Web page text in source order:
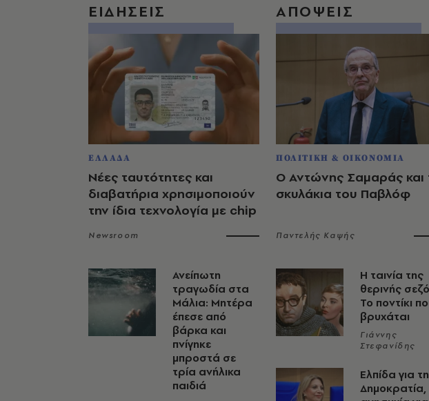
ΕΙΔΗΣΕΙΣ
ΕΛΛΑΔΑ
Νέες ταυτότητες και
διαβατήρια χρησιμοποιούν
την ίδια τεχνολογία με chip
Newsroom
Ανείπωτη
τραγωδία στα
Μάλια: Μητέρα
έπεσε από
βάρκα και
πνίγηκε
μπροστά σε
τρία ανήλικα
παιδιά
ΑΠΟΨΕΙΣ
ΠΟΛΙΤΙΚΗ & ΟΙΚΟΝΟΜΙΑ
Ο Αντώνης Σαμαράς και
σκυλάκια του Παβλόφ
Παντελής Καψής
Η ταινία της
θερινής
Το ποντίκι
βρυχάται
Γιάννης
Στεφανίδης
Ελπίδα για τη
Δημοκρατία,